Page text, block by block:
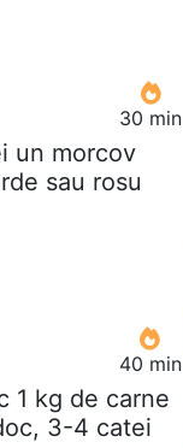
30 min
un morcov
sau rosu
40 min
1 kg de carne
3-4 catei